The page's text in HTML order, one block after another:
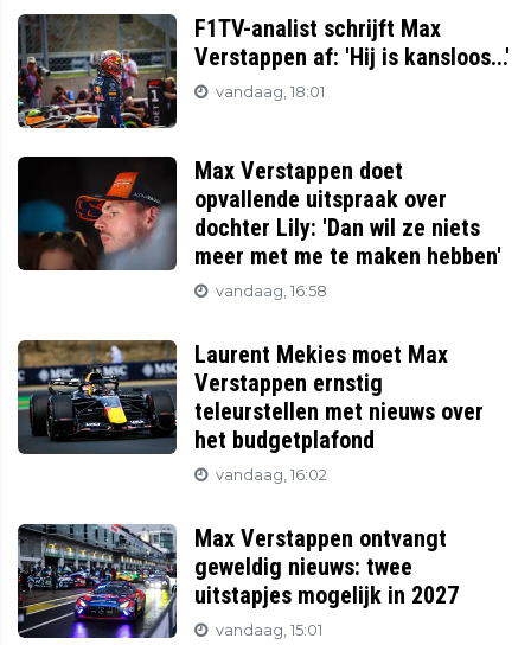
F1TV-analist schrijft Max
Verstappen af: 'Hij is kansloos...'
vandaag, 18:01
Max Verstappen doet
opvallende uitspraak over
dochter Lily: 'Dan wil ze niets
meer met me te maken hebben'
vandaag, 16:58
Laurent Mekies moet Max
Verstappen ernstig
teleurstellen met nieuws over
het budgetplafond
vandaag, 16:02
Max Verstappen ontvangt
geweldig nieuws: twee
uitstapjes mogelijk in 2027
vandaag, 15:01